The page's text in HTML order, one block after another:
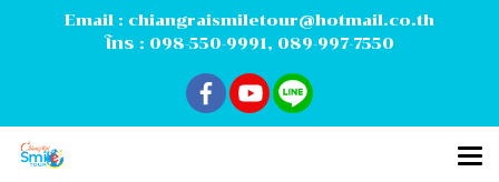
Email : chiangraismiletour@hotmail.co.th
โทร : 098-550-9991, 089-997-7550